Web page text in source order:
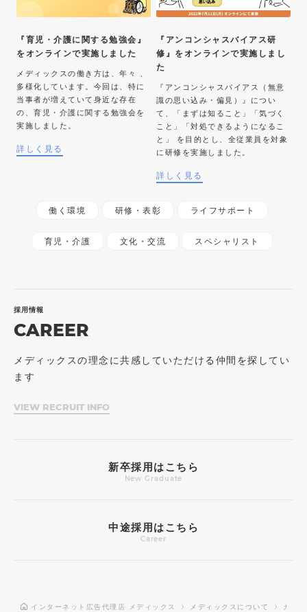
『育児・介護に関する勉強会』
をオンラインで実施しました
メディックスの働き方は、年々 、
多様化しています。今回は、特に
当事者が増えていて身近な存在
の、育児・介護に関する勉強会を
実施しました。
詳しく見る
『アンコンシャスバイアス研
修』をオンラインで実施しまし
た
『アンコンシャスバイアス（無意
識の思い込み・偏見）』につい
て、「まずは知ること」「気づく
こと」「対処できるようになるこ
と」 を目的とし、全従業員を対象
に研修を実施しました。
詳しく見る
働く環境 研修・表彰 ライフサポート
育児・介護 文化・交流 スペシャリスト
採用情報
CAREER
メディックスの理念に共感していただける仲間を探してい
ます
VIEW RECRUIT INFO
新卒採用はこちら
New Graduate
中途採用はこちら
Career
インターネット広告代理店 メディックス メディックスについて カル